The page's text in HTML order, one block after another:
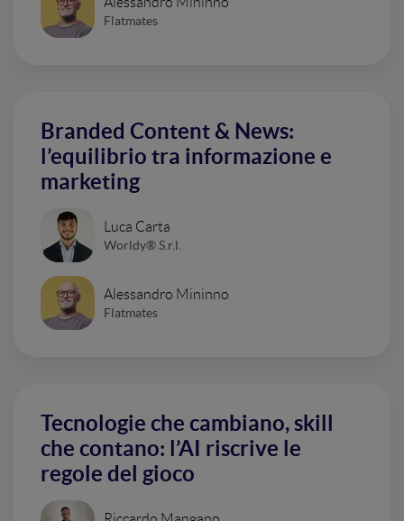
Flatmates
Branded Content & News:
l’equilibrio tra informazione e
marketing
Luca Carta
Worldy® S.r.l.
Alessandro Mininno
Flatmates
Tecnologie che cambiano, skill
che contano: l’AI riscrive le
regole del gioco